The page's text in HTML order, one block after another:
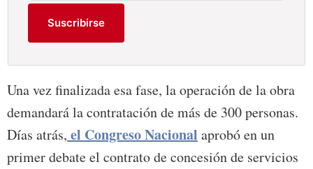
Suscribirse
Una vez finalizada esa fase, la operación de la obra
demandará la contratación de más de 300 personas.
Días atrás, el Congreso Nacional aprobó en un
primer debate el contrato de concesión de servicios